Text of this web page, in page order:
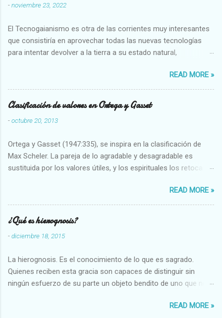
-noviembre 23, 2022
El Tecnogaianismo es otra de las corrientes muy interesantes
que consistiría en aprovechar todas las nuevas tecnologías
para intentar devolver a la tierra a su estado natural,
READ MORE »
Clasificación de valores en Ortega y Gasset
-octubre 20, 2013
Ortega y Gasset (1947:335), se inspira en la clasificación de
Max Scheler. La pareja de lo agradable y desagradable es
sustituida por los valores útiles, y los espirituales los retoca.
Abundante-Escaso,etc 2 VITALES Sano-Enfermo Selecto-
Vulgar Enérgico-Inerte Fuerte-Débil,etc. 3 ESPIRITUALES a)
Intelectuales Conocimiento-Error Exacto-Aproximado
Evidente-Probable,etc b) Morales Bueno-malo Bondadoso-
malvado Justo-Injusto Escrupuloso-Relajado Leal-Desleal,etc.
Armonioso-Inarmonioso 4 RELIGIOSOS Santo-Pr...
READ MORE »
¿Qué es hierognosis?
-diciembre 18, 2015
La hierognosis. Es el conocimiento de lo que es sagrado.
Quienes reciben esta gracia son capaces de distinguir sin
ningún esfuerzo de su parte un objeto bendito de uno que no
READ MORE »